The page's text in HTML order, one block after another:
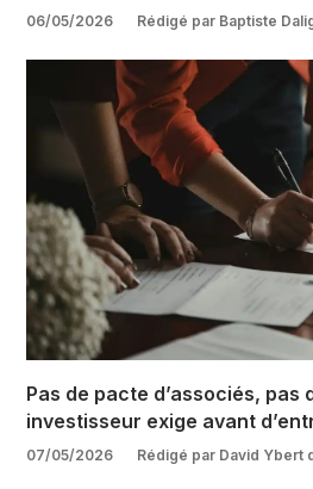
Pas de pacte d’associés, pas
investisseur exige avant
07/05/2026 Rédigé par David Ybert
06/05/2026 Rédigé par Baptiste